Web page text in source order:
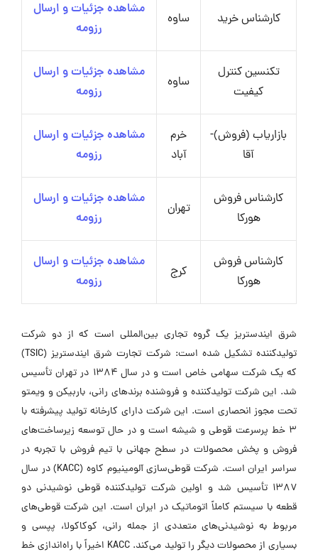
کارشناس خرید ساوه
مشاهده جزئیات و ارسال
رزومه
تکنسین کنترل
کیفیت
ساوه
مشاهده جزئیات و ارسال
رزومه
بازاریاب (فروش)-
آقا
خرم
آباد
مشاهده جزئیات و ارسال
رزومه
کارشناس فروش
هورکا
تهران
مشاهده جزئیات و ارسال
رزومه
کارشناس فروش
هورکا
کرج
مشاهده جزئیات و ارسال
رزومه
شرق ایندستریز یک گروه تجاری بین‌المللی است که از دو شرکت
تولیدکننده تشکیل شده است: شرکت تجارت شرق ایندستریز (TSIC)
که یک شرکت سهامی خاص است و در سال ۱۳۸۴ در تهران تأسیس
شد. این شرکت تولیدکننده و فروشنده برندهای رانی، باربیکن و ویمتو
تحت مجوز انحصاری است. این شرکت دارای کارخانه تولید پیشرفته با
۳ خط پرسرعت قوطی و شیشه است و در حال توسعه زیرساخت‌های
فروش و پخش محصولات در سطح جهانی با تیم فروش با تجربه در
سراسر ایران است. شرکت قوطی‌سازی آلومینیوم کاوه (KACC) در سال
۱۳۸۷ تأسیس شد و اولین شرکت تولیدکننده قوطی نوشیدنی دو
قطعه با سیستم کاملاً اتوماتیک در ایران است. این شرکت قوطی‌های
مربوط به نوشیدنی‌های متعددی از جمله رانی، کوکاکولا، پپسی و
بسیاری از محصولات دیگر را تولید می‌کند. KACC اخیراً با راه‌اندازی خط